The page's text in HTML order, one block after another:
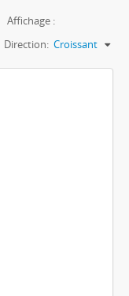
Affichage :
Direction: Croissant